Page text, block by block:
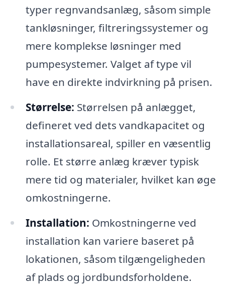
typer regnvandsanlæg, såsom simple
tankløsninger, filtreringssystemer og
mere komplekse løsninger med
pumpesystemer. Valget af type vil
have en direkte indvirkning på prisen.
Størrelse: Størrelsen på anlægget,
defineret ved dets vandkapacitet og
installationsareal, spiller en væsentlig
rolle. Et større anlæg kræver typisk
mere tid og materialer, hvilket kan øge
omkostningerne.
Installation: Omkostningerne ved
installation kan variere baseret på
lokationen, såsom tilgængeligheden
af plads og jordbundsforholdene.